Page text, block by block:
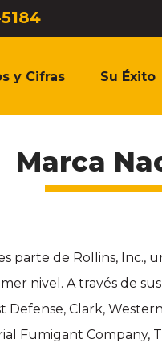
y Cifras Su Éxito
Marca
parte de Rollins, Inc.,
nivel. A través de
Defense, Clark,
Fumigant Company,